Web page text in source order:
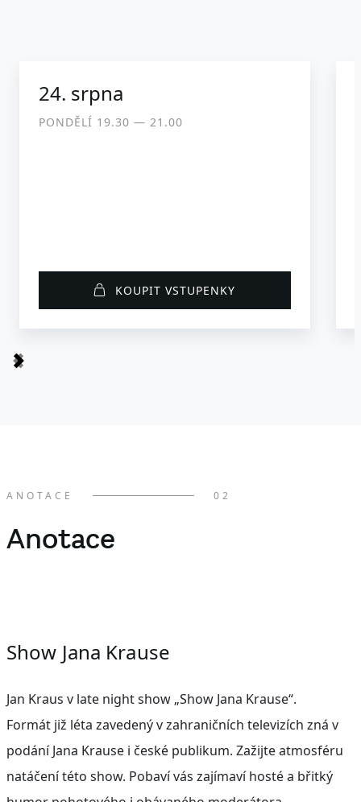
24. srpna
PONDĚLÍ 19.30 ― 21.00
KOUPIT VSTUPENKY
Item
Anotace
ANOTACE 02
Show Jana Krause
Jan Kraus v late night show „Show Jana Krause“.
Formát již léta zavedený v zahraničních televizích zná v
podání Jana Krause i české publikum. Zažijte atmosféru
natáčení této show. Pobaví vás zajímaví hosté a břitký